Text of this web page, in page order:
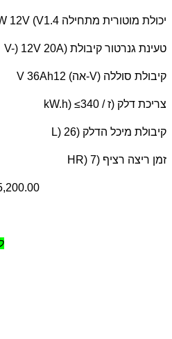
יכולת מוטורית מתחילה 1.4 12V (V
טעינת גנרטור קיבולת (V-) 12V 20A
קיבולת סוללה (V-אה) 12 V 36Ah
צריכת דלק (ז / kW.h) ≤340
קיבולת מיכל הדלק (L) 26
זמן ריצה רציף (HR) 7